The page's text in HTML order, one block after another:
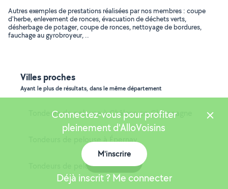
Autres exemples de prestations réalisées par nos membres : coupe
d'herbe, enlevement de ronces, évacuation de déchets verts,
désherbage de potager, coupe de ronces, nettoyage de bordures,
fauchage au gyrobroyeur, ..
Villes proches
Ayant le plus de résultats, dans le même département
Tondeurs de pelouse à Châlons-en-Champagne
Tondeurs de pelouse à Épernay
Tondeurs de pelouse à Tinqueux
Connectez-vous pour profiter
pleinement d'AlloVoisins
M'inscrire
Déjà inscrit ? Me connecter